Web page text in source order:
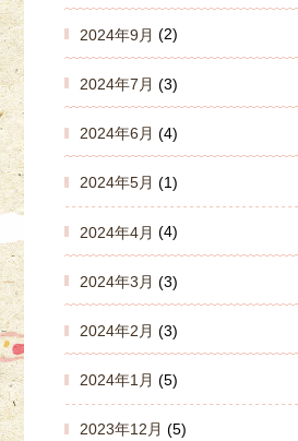
2024年9月 (2)
2024年7月 (3)
2024年6月 (4)
2024年5月 (1)
2024年4月 (4)
2024年3月 (3)
2024年2月 (3)
2024年1月 (5)
2023年12月 (5)